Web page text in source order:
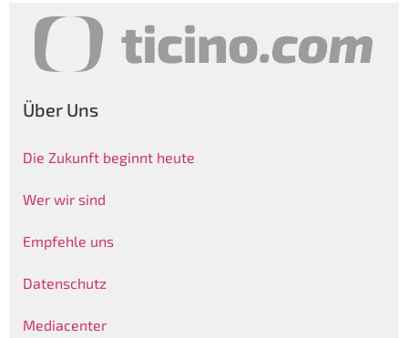
Über Uns
Die Zukunft beginnt heute
Wer wir sind
Empfehle uns
Datenschutz
Mediacenter